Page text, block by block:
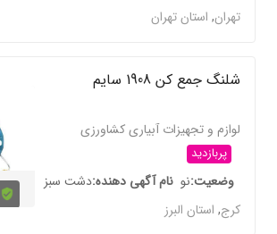
تهران,استان تهران
شلنگ جمع کن 1908 سایم
لوازم و تجهیزات آبیاری کشاورزی
پربازدید
وضعیتنو نام آگهی دهندهدشت سبز
کرج,استان البرز